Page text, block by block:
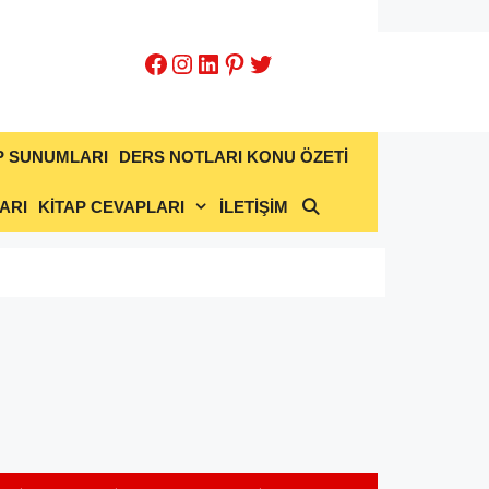
Facebook
Instagram
LinkedIn
Pinterest
Twitter
SUNUMLARI DERS NOTLARI KONU ÖZETİ
KİTAP CEVAPLARI İLETİŞİM